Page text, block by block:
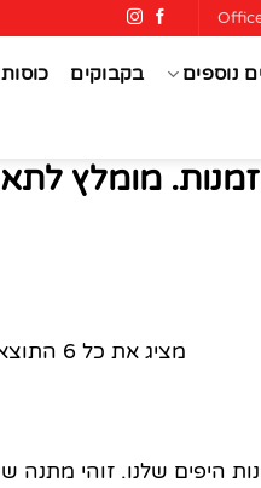
נוספים בקבוקים כוסות
מומלץ
מציג את כל 6 התוצאות
היפים שלנו. זוהי מתנה